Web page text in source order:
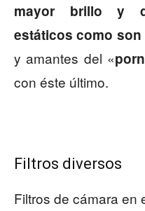
mayor brillo y
estáticos como son
y amantes del «
con éste último.
Filtros diversos
Filtros de cámara en